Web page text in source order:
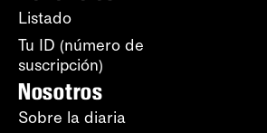
Listado
Tu ID (número de
suscripción)
Nosotros
Sobre la diaria